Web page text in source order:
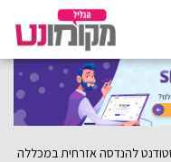
להנדסה אזרחית במכללה